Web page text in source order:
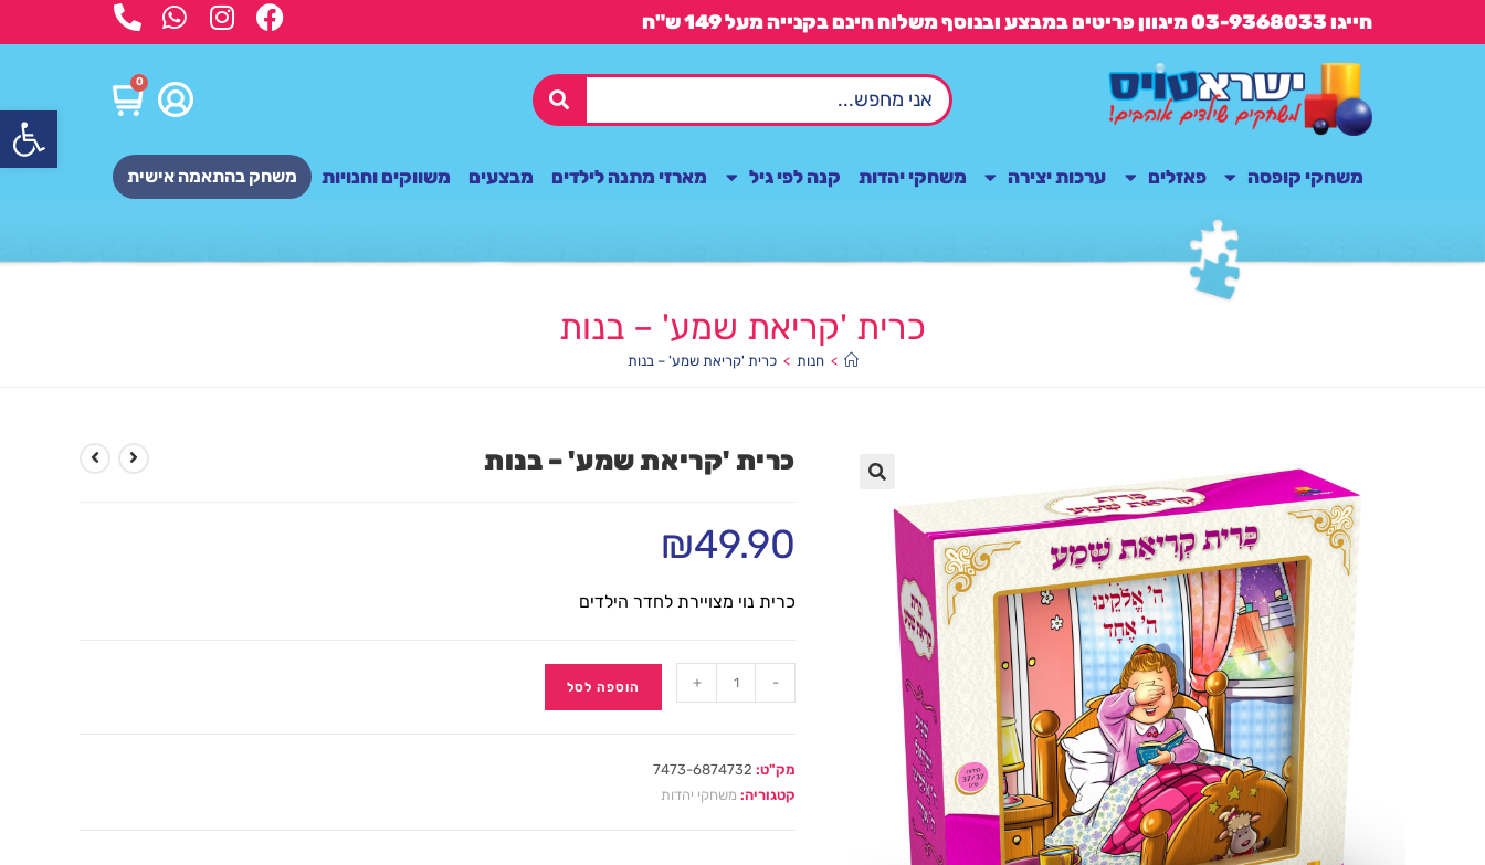
חייגו 03-9368033 מיגוון פריטים במבצע ובנוסף משלוח חינם בקנייה מעל 149 ש"ח
0
משחקי קופסה פאזלים ערכות יצירה משחקי יהדות קנה לפי גיל מארזי מתנה לילדים מבצעים משווקים וחנויות משחק בהתאמה אישית
כרית 'קריאת שמע' – בנות
> חנות > כרית 'קריאת שמע' – בנות
כרית 'קריאת שמע' – בנות
₪49.90
כרית נוי מצויירת לחדר הילדים
-
+ הוספה לסל
מק"ט: 7473-6874732
קטגוריה: משחקי יהדות